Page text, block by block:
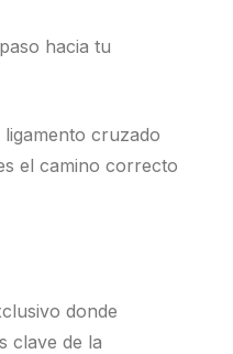
hacia tu
cruzado
el camino correcto
donde
clave de la